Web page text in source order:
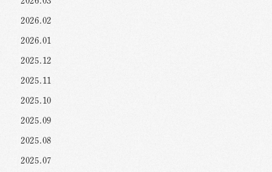
2026.02
2026.01
2025.12
2025.11
2025.10
2025.09
2025.08
2025.07